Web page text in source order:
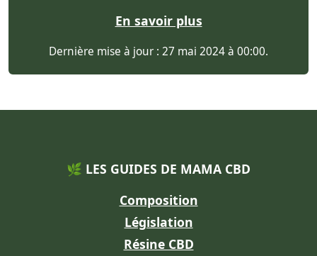
En savoir plus
Dernière mise à jour : 27 mai 2024 à 00:00.
🌿 LES GUIDES DE MAMA CBD
Composition
Législation
Résine CBD